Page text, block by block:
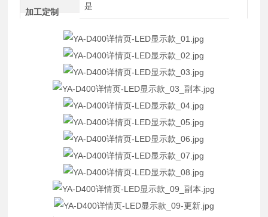
加工定制
是